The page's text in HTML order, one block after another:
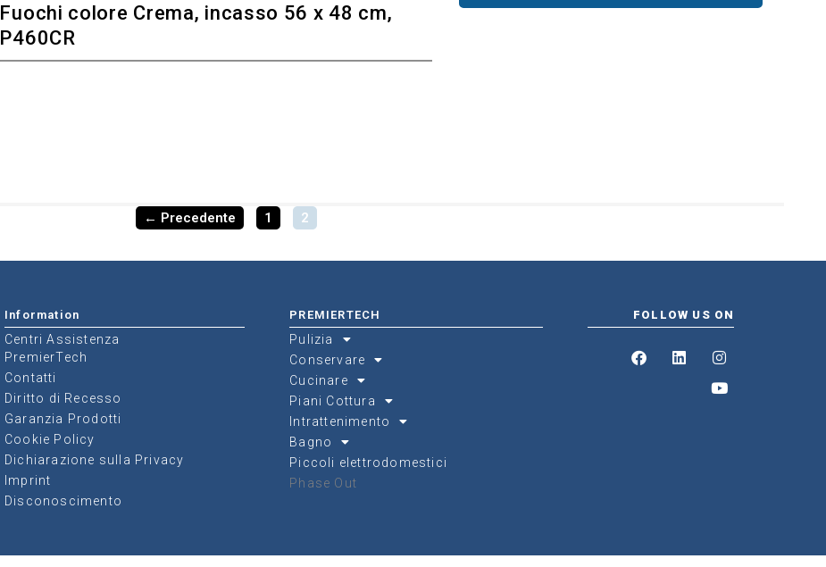
Fuochi colore Crema, incasso 56 x 48 cm,
P460CR
← Precedente 1 2
Information
Centri Assistenza
PremierTech
Contatti
Diritto di Recesso
Garanzia Prodotti
Cookie Policy
Dichiarazione sulla Privacy
Imprint
Disconoscimento
PREMIERTECH
Pulizia
Conservare
Cucinare
Piani Cottura
Intrattenimento
Bagno
Piccoli elettrodomestici
Phase Out
FOLLOW US ON